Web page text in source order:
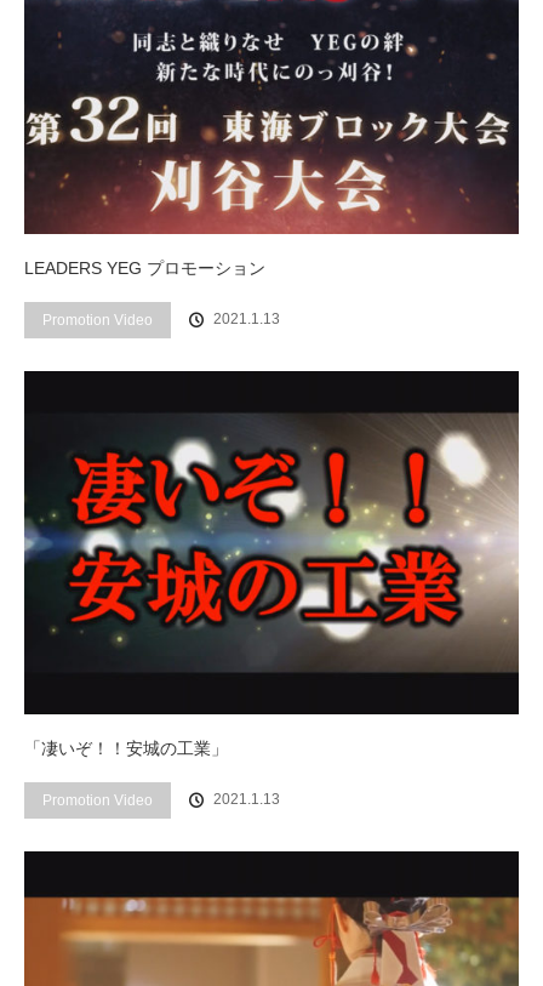
LEADERS YEG プロモーション
Promotion Video 2021.1.13
「凄いぞ！！安城の工業」
Promotion Video 2021.1.13